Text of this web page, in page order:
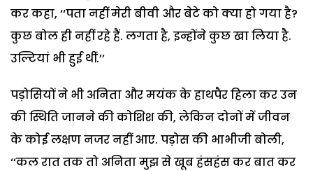
कर कहा, ‘‘पता नहीं मेरी बीवी और बेटे को क्या हो गया है?
कुछ बोल ही नहीं रहे हैं. लगता है, इन्होंने कुछ खा लिया है.
उल्टियां भी हुई थीं.’’
पड़ोसियों ने भी अनिता और मयंक के हाथपैर हिला कर उन
की स्थिति जानने की कोशिश की, लेकिन दोनों में जीवन
के कोई लक्षण नजर नहीं आए. पड़ोस की भाभीजी बोली,
‘‘कल रात तक तो अनिता मुझ से खूब हंसहंस कर बात कर